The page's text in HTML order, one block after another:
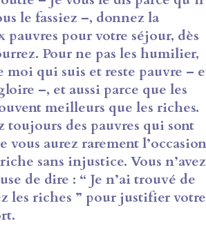
le fassiez –, donnez la
pauvres pour votre séjour, dès
Pour ne pas les humilier,
moi qui suis et reste pauvre –
–, et aussi parce que les
meilleurs que les riches.
toujours des pauvres qui sont
vous aurez rarement l’occasion
sans injustice. Vous n’avez
de dire : “ Je n’ai trouvé de
les riches ” pour justifier votre